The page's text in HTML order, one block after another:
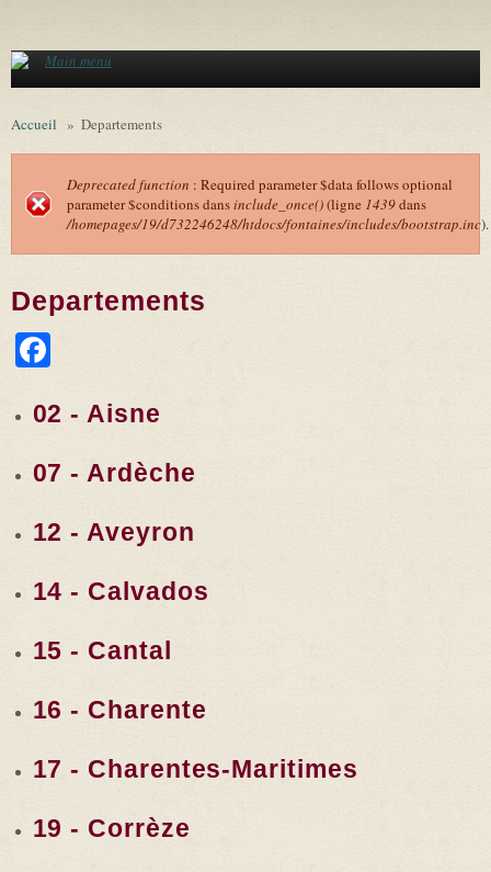
Main menu
Accueil » Departements
Message d'erreur
Deprecated function : Required parameter $data follows optional
parameter $conditions dansinclude_once()(ligne 1439dans
/homepages/19/d732246248/htdocs/fontaines/includes/bootstrap.inc).
Departements
02 - Aisne
07 - Ardèche
12 - Aveyron
14 - Calvados
15 - Cantal
16 - Charente
17 - Charentes-Maritimes
19 - Corrèze